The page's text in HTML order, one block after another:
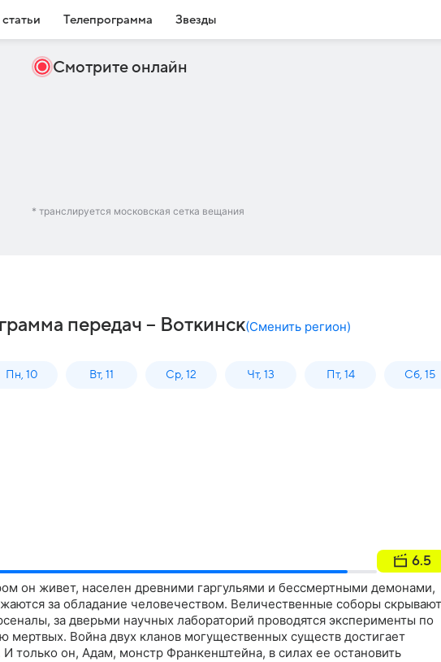
Телепрограмма Звезды
Смотрите онлайн
* транслируется московская сетка вещания
передач – Воткинск(Сменить регион)
Пн, 10 Вт, 11 Ср, 12 Чт, 13 Пт, 14 Сб, 15
6.5
он живет, населен древними гаргульями и бессмертными демонами,
за обладание человечеством. Величественные соборы скрывают
за дверьми научных лабораторий проводятся эксперименты по
мертвых. Война двух кланов могущественных существ достигает
И только он, Адам, монстр Франкенштейна, в силах ее остановить